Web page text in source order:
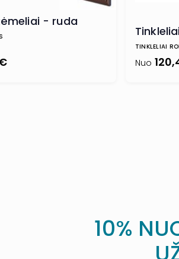
- ruda
TINKLELIAI
Nuo
10%